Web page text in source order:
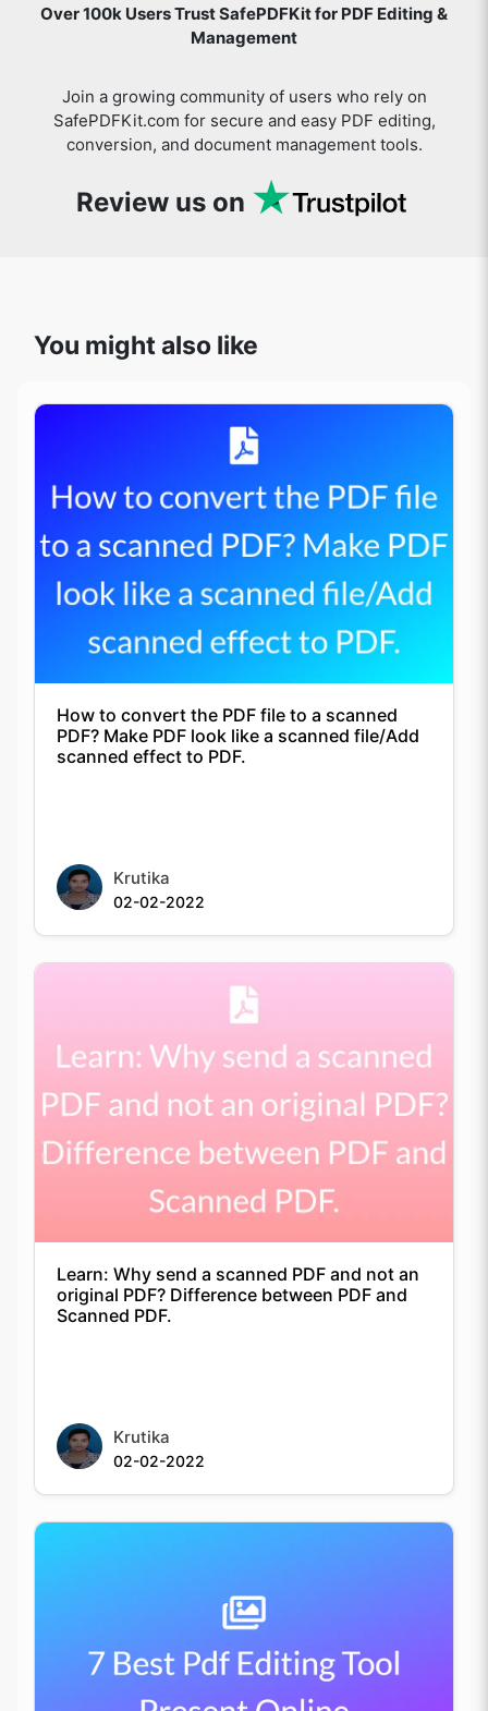
Management
Join a growing community of users who rely on
SafePDFKit.com for secure and easy PDF editing,
conversion, and document management tools.
Review us on
You might also like
How to convert the PDF file to a scanned
PDF? Make PDF look like a scanned file/Add
scanned effect to PDF.
Krutika
02-02-2022
Learn: Why send a scanned PDF and not an
original PDF? Difference between PDF and
Scanned PDF.
Krutika
02-02-2022